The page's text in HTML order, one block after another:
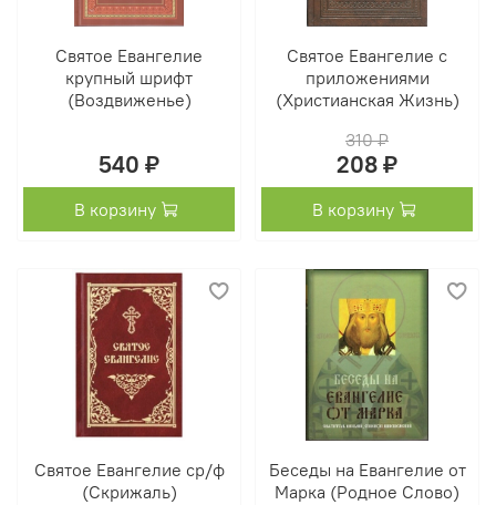
Святое Евангелие
крупный шрифт
(Воздвиженье)
540 ₽
В корзину
Святое Евангелие с
приложениями
(Христианская Жизнь)
310 ₽
208 ₽
В корзину
Святое Евангелие ср/ф
(Скрижаль)
Беседы на Евангелие от
Марка (Родное Слово)